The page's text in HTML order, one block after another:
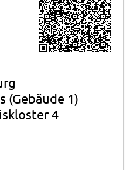
(Gebäude 1)
4